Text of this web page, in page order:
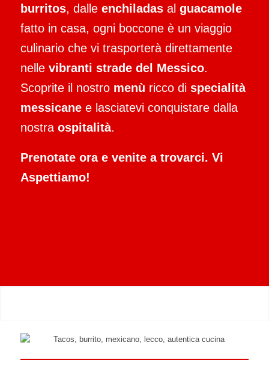
burritos, dalle enchiladasal guacamole
fatto in casa, ogni boccone è un viaggio
culinario che vi trasporterà direttamente
nelle vibranti strade del Messico.
Scoprite il nostro menù ricco di specialità
messicanee lasciatevi conquistare dalla
nostra ospitalità.
Prenotate ora e venite a trovarci. Vi
Aspettiamo!